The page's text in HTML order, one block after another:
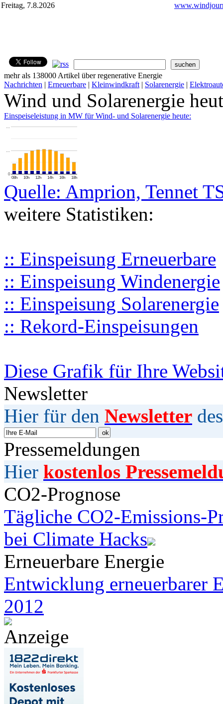
Freitag, 7.8.2026
mehr als 138000 Artikel über regenerative Energie
Nachrichten | Erneuerbare | Kleinwindkraft | Solarenergie |
Wind und Solarenergie
Einspeiseleistung in MW für Wind- und Solarenergie heute:
08h 10h 12h 14h 16h 18h
0
…
…
Quelle: Amprion, Tennet
weitere Statistiken:
:: Einspeisung Erneuerbare
:: Einspeisung Windenergie
:: Einspeisung Solarenergie
:: Rekord-Einspeisungen
Diese Grafik für Ihre
Newsletter
Hier für den Newsletter
Pressemeldungen
Hier kostenlos
CO2-Prognose
Tägliche CO2-Emissions-
bei Climate Hacks
Erneuerbare Energie
Entwicklung erneuerbarer
2012
Anzeige